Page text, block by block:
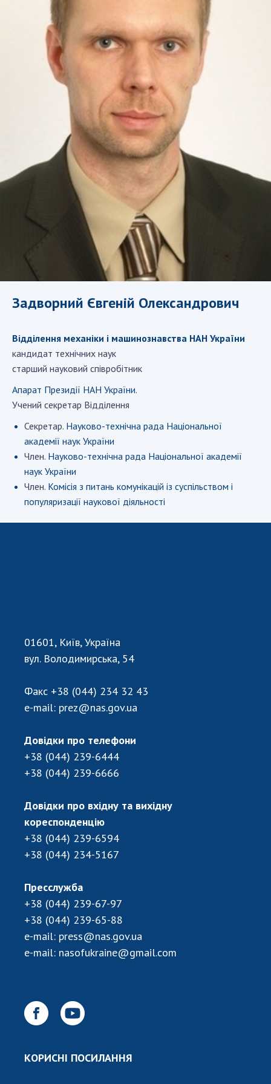
СТРУКТУРА
Президія НАН України
Апарат Президії
Секція фізико-технічних і математичних
Секція хімічних і біологічних наук
Секція суспільних і гуманітарних наук
Установи при Президії
Ради, комітети та комісії
Наукові центри МОН та НАН України
Громадські організації
ДІЯЛЬНІСТЬ
Сесії Загальних зборів НАН України
Річні звіти НАН України
Річні фінансові звіти НАН України
Наукові публікації та видавнича діяльність
Охорона прав інтелектуальної власності та
Наукові об'єкти, що становлять національне
надбання
Центри колективного користування
науковими приладами НАН України
Оцінювання ефективності діяльності
Членство в міжнародних організаціях
Міжнародні програми та конкурси
ДОКУМЕНТИ
Нормативні акти НАН України
Державний бюджет НАН України
Вибори до складу НАН України
НОВИНИ
ЗАСІДАННЯ ПРЕЗИДІЇ НАН УКРАЇНИ
НАУКОВІ ВИДАННЯ
МЕДІА ПРО НАС
АКАДЕМІЯ КОМЕНТУЄ
КОНТАКТИ
Задворний Євгеній Олександрович
Відділення механіки і машинознавства НАН України
кандидат технічних наук
старший науковий співробітник
Апарат Президії НАН України.
Учений секретар Відділення
Секретар. Науково-технічна рада Національної
академії наук України
Член. Науково-технічна рада Національної академії
наук України
Член. Комісія з питань комунікацій із суспільством і
популяризації наукової діяльності
01601, Київ, Україна
вул. Володимирська, 54
Факс +38 (044) 234 32 43
e-mail: prez@nas.gov.ua
Довідки про телефони
+38 (044) 239-6444
+38 (044) 239-6666
Довідки про вхідну та вихідну
кореспонденцію
+38 (044) 239-6594
+38 (044) 234-5167
Пресслужба
+38 (044) 239-67-97
+38 (044) 239-65-88
e-mail: press@nas.gov.ua
e-mail: nasofukraine@gmail.com
КОРИСНІ ПОСИЛАННЯ